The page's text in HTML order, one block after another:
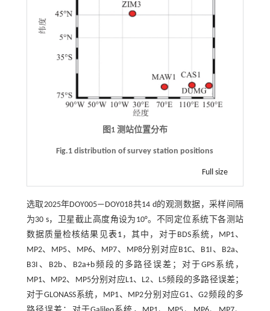
图1 测站位置分布
Fig.1 distribution of survey station positions
Full size
选取2025年DOY005—DOY018共14 d的观测数据，采样间隔
为30 s，卫星截止高度角设为10°。不同定位系统下各测站
数据质量检核结果见表1，其中，对于BDS系统，MP1、
MP2、MP5、MP6、MP7、MP8分别对应B1C、B1I、B2a、
B3I、B2b、B2a+b频段的多路径误差；对于GPS系统，
MP1、MP2、MP5分别对应L1、L2、L5频段的多路径误差；
对于GLONASS系统，MP1、MP2分别对应G1、G2频段的多